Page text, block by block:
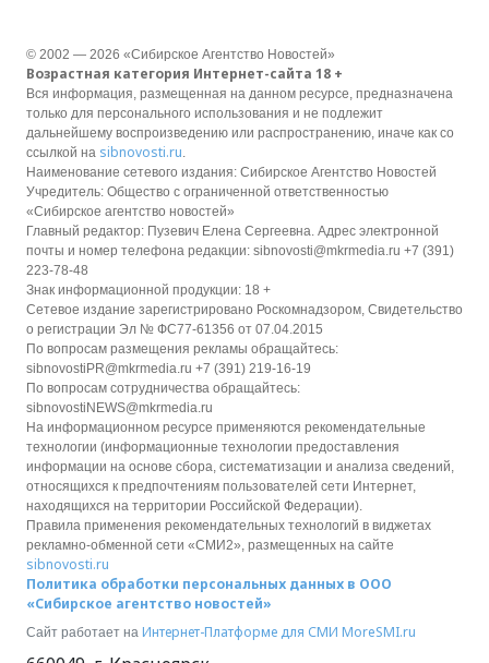
© 2002 — 2026 «Сибирское Агентство Новостей»
Возрастная категория Интернет-сайта 18 +
Вся информация, размещенная на данном ресурсе, предназначена
только для персонального использования и не подлежит
дальнейшему воспроизведению или распространению, иначе как со
ссылкой на sibnovosti.ru
Наименование сетевого издания: Сибирское Агентство Новостей
Учредитель: Общество с ограниченной ответственностью
«Сибирское агентство новостей»
Главный редактор: Пузевич Елена Сергеевна. Адрес электронной
почты и номер телефона редакции: sibnovosti@mkrmedia.ru +7 (391)
223-78-48
Знак информационной продукции: 18 +
Сетевое издание зарегистрировано Роскомнадзором, Свидетельство
о регистрации Эл № ФС77-61356 от 07.04.2015
По вопросам размещения рекламы обращайтесь:
sibnovostiPR@mkrmedia.ru +7 (391) 219-16-19
По вопросам сотрудничества обращайтесь:
sibnovostiNEWS@mkrmedia.ru
На информационном ресурсе применяются рекомендательные
технологии (информационные технологии предоставления
информации на основе сбора, систематизации и анализа сведений,
относящихся к предпочтениям пользователей сети Интернет,
находящихся на территории Российской Федерации).
Правила применения рекомендательных технологий в виджетах
рекламно-обменной сети «СМИ2», размещенных на сайте
sibnovosti.ru
Политика обработки персональных данных в ООО
«Сибирское агентство новостей»
Сайт работает на Интернет-Платформе для СМИ MoreSMI.ru